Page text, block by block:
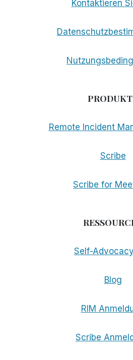
Kontaktieren
Remote Incident
Scribe
Scribe for
Self-
Blog
RIM
Scribe